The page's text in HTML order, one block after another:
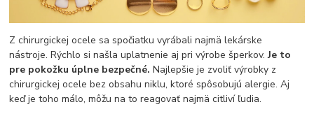
Z chirurgickej ocele sa spočiatku vyrábali najmä lekárske
nástroje. Rýchlo si našla uplatnenie aj pri výrobe šperkov.Je to
pre pokožku úplne bezpečné.Najlepšie je zvoliť výrobky z
chirurgickej ocele bez obsahu niklu, ktoré spôsobujú alergie. Aj
keď je toho málo, môžu na to reagovať najmä citliví ľudia.